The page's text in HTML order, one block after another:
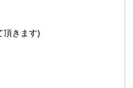
頂きます)